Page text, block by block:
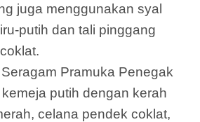
juga menggunakan syal
putih dan tali pinggang
Pramuka Penegak
putih dengan kerah
celana pendek coklat,